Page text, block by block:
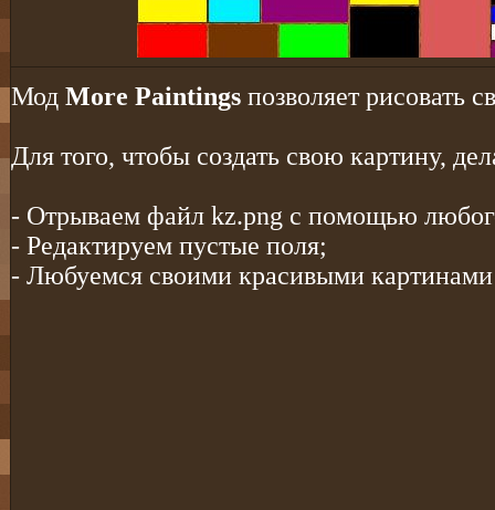
Мод More Paintings позволяет рисовать
Для того, чтобы создать свою картину,
- Отрываем файл kz.png с помощью
- Редактируем пустые поля;
- Любуемся своими красивыми картинами